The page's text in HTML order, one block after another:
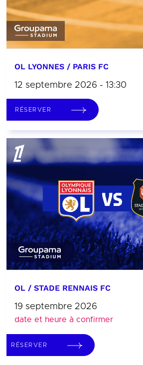
OL LYONNES / PARIS FC
12 septembre 2026 - 13:30
RÉSERVER
OL / STADE RENNAIS FC
19 septembre 2026
date et heure à confirmer
RÉSERVER